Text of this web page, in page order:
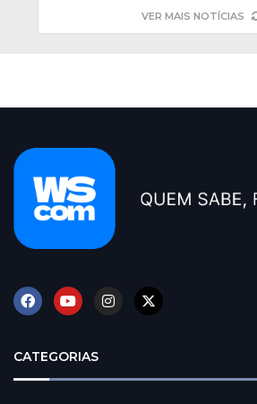
VER MAIS NOTÍCIAS
CATEGORIAS